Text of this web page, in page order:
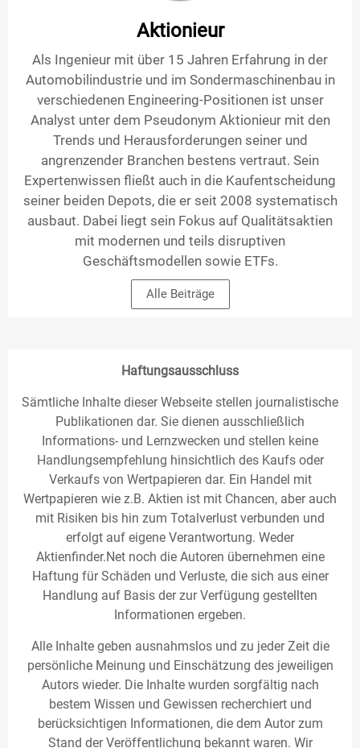
Aktionieur
Als Ingenieur mit über 15 Jahren Erfahrung in der
Automobilindustrie und im Sondermaschinenbau in
verschiedenen Engineering-Positionen ist unser
Analyst unter dem Pseudonym Aktionieur mit den
Trends und Herausforderungen seiner und
angrenzender Branchen bestens vertraut. Sein
Expertenwissen fließt auch in die Kaufentscheidung
seiner beiden Depots, die er seit 2008 systematisch
ausbaut. Dabei liegt sein Fokus auf Qualitätsaktien
mit modernen und teils disruptiven
Geschäftsmodellen sowie ETFs.
Alle Beiträge
Haftungsausschluss
Sämtliche Inhalte dieser Webseite stellen journalistische
Publikationen dar. Sie dienen ausschließlich
Informations- und Lernzwecken und stellen keine
Handlungsempfehlung hinsichtlich des Kaufs oder
Verkaufs von Wertpapieren dar. Ein Handel mit
Wertpapieren wie z.B. Aktien ist mit Chancen, aber auch
mit Risiken bis hin zum Totalverlust verbunden und
erfolgt auf eigene Verantwortung. Weder
Aktienfinder.Net noch die Autoren übernehmen eine
Haftung für Schäden und Verluste, die sich aus einer
Handlung auf Basis der zur Verfügung gestellten
Informationen ergeben.
Alle Inhalte geben ausnahmslos und zu jeder Zeit die
persönliche Meinung und Einschätzung des jeweiligen
Autors wieder. Die Inhalte wurden sorgfältig nach
bestem Wissen und Gewissen recherchiert und
berücksichtigen Informationen, die dem Autor zum
Stand der Veröffentlichung bekannt waren. Wir